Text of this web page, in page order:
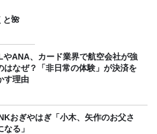
と🌺
やANA、カード業界で航空会社が強
はなぜ？「非日常の体験」が決済を
す理由
おぎやはぎ「小木、矢作のお父さ
なる」